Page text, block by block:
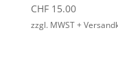
CHF15.00
zzgl. MWST +